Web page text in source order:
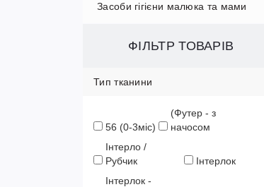
Непромокаючі пелюшки
Ситцеві пелюшки
Муслінові пледи
Плед зі з‘ємним утеплювачем
Непромокаючі простирадла в
Засоби гігієни малюка та мами
Гігієна для малюка
ФІЛЬТР ТОВАРІВ
Тип тканини
56 (0-3міс)
(Футер - з
начосом
Інтерло /
Рубчик
Інтерлок
Інтерлок -